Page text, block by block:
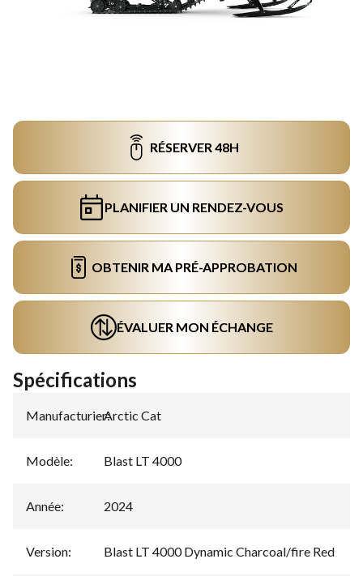
RÉSERVER 48H
PLANIFIER UN RENDEZ-VOUS
OBTENIR MA PRÉ-APPROBATION
ÉVALUER MON ÉCHANGE
Spécifications
Manufacturier:
Arctic Cat
Modèle: Blast LT 4000
Année: 2024
Version: Blast LT 4000 Dynamic Charcoal/fire Red